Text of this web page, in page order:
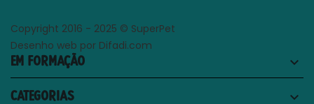
Copyright 2016 - 2025 © SuperPet
Desenho web por Difadi.com
EM FORMAÇÃO keyboard_arrow_down
CATEGORIAS keyboard_arrow_down